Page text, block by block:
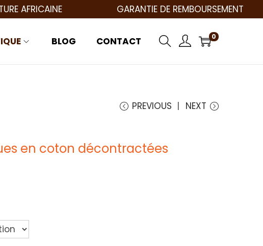
GARANTIE DE REMBOURSEMENT
BLOG CONTACT 0
PREVIOUS NEXT
en coton décontractées